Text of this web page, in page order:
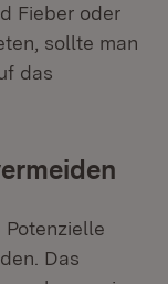
Fieber oder
sollte man
das
Das